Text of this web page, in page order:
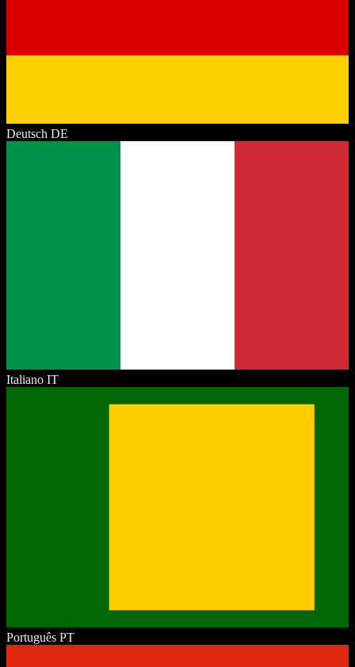
Deutsch DE
Italiano IT
Português PT